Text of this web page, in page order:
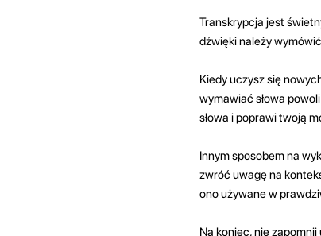
Transkrypcja jest
dźwięki należy
Kiedy uczysz się
wymawiać słowa
słowa i poprawi twoją
Innym sposobem na
zwróć uwagę na
ono używane w
Na koniec, nie zapomnij